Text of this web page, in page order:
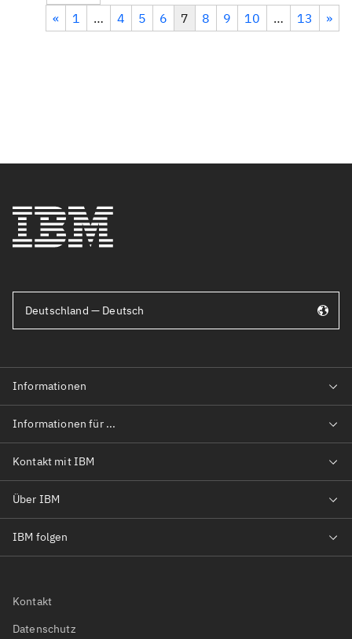
«
1 … 4 5 6 7 8 9 10 … 13 »
Deutschland — Deutsch
Kontakt
Datenschutz